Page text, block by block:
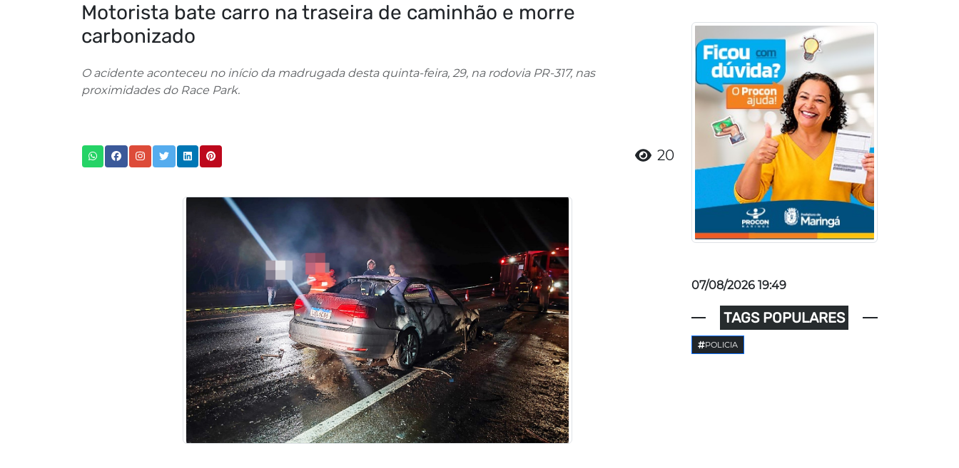
Motorista bate carro na traseira de caminhão e morre
carbonizado
O acidente aconteceu no início da madrugada desta quinta-feira, 29, na rodovia PR-317, nas
proximidades do Race Park.
20
07/08/2026 19:49
TAGS POPULARES
POLICIA